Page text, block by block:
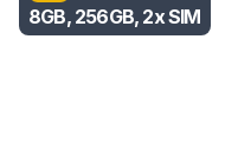
8GB, 256GB, 2x SIM